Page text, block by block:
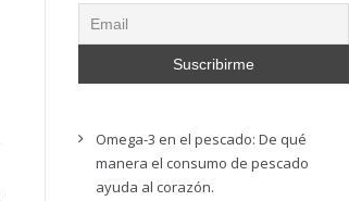
Omega-3 en el pescado: De qué
manera el consumo de pescado
ayuda al corazón.